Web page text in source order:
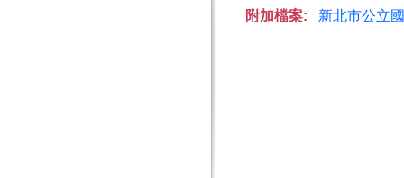
附加檔案: 新北市公立